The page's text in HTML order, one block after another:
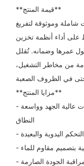
**قيمة المنتج**
شاملة وموثوقة لتفريغ
على أداء أنظمة تخزين
عمرها وضمانه. تُقلل
من مخاطر التشغيل،
**مزايا المنتج**
- قادرة على التعامل مع أنظمة البطاريات عالية الجهد وواسعة
النطاق
اليدوية والبعيدة
بتصميم مقاوم للماء
- تعزيز الموثوقية والسلامة من خلال مراقبة الجودة الصارمة